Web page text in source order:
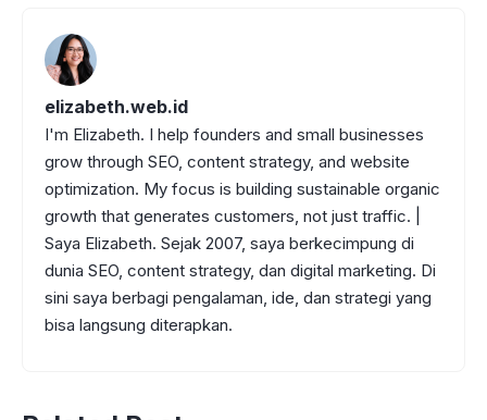
o
A
p
p e
r
elizabeth.web.id
I'm Elizabeth. I help founders and small businesses
grow through SEO, content strategy, and website
optimization. My focus is building sustainable organic
growth that generates customers, not just traffic. |
Saya Elizabeth. Sejak 2007, saya berkecimpung di
dunia SEO, content strategy, dan digital marketing. Di
sini saya berbagi pengalaman, ide, dan strategi yang
bisa langsung diterapkan.